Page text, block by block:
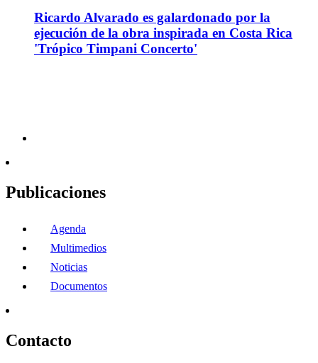
Ricardo Alvarado es galardonado por la
ejecución de la obra inspirada en Costa Rica
'Trópico Timpani Concerto'
Publicaciones
Agenda
Multimedios
Noticias
Documentos
Contacto